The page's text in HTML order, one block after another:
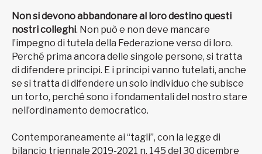
Non si devono abbandonare al loro destino questi
nostri colleghi. Non può e non deve mancare
l’impegno di tutela della Federazione verso di loro.
Perché prima ancora delle singole persone, si tratta
di difendere principi. E i principi vanno tutelati, anche
se si tratta di difendere un solo individuo che subisce
un torto, perché sono i fondamentali del nostro stare
nell’ordinamento democratico.
Contemporaneamente ai “tagli”, con la legge di
bilancio triennale 2019-2021 n. 145 del 30 dicembre